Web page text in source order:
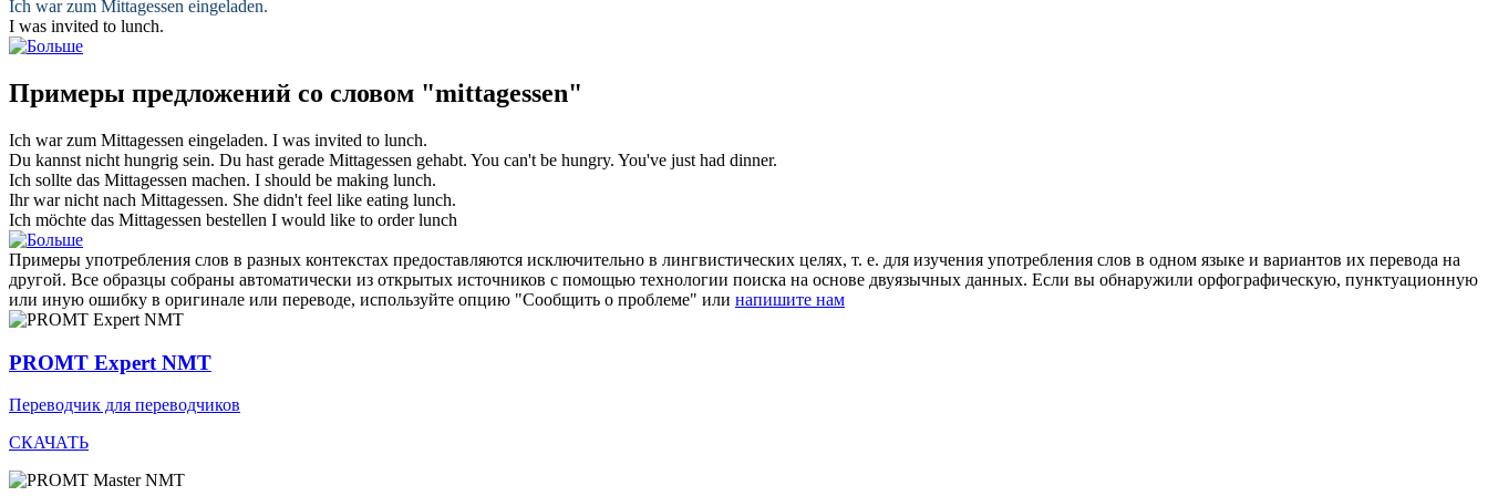
Ich war zum Mittagessen eingeladen.
I was invited to lunch.
Примеры предложений со словом "mittagessen"
Ich war zum Mittagessen eingeladen. I was invited to lunch.
Du kannst nicht hungrig sein. Du hast gerade Mittagessen gehabt. You can't be hungry. You've just had dinner.
Ich sollte das Mittagessen machen. I should be making lunch.
Ihr war nicht nach Mittagessen. She didn't feel like eating lunch.
Ich möchte das Mittagessen bestellen I would like to orderlunch
Примеры употребления слов в разных контекстах предоставляются исключительно в лингвистических целях, т. е. для изучения употребления слов в одном языке и вариантов их перевода на
другой. Все образцы собраны автоматически из открытых источников с помощью технологии поиска на основе двуязычных данных. Если вы обнаружили орфографическую, пунктуационную
или иную ошибку в оригинале или переводе, используйте опцию "Сообщить о проблеме" или напишите нам
PROMT Expert NMT
Переводчик для переводчиков
СКАЧАТЬ